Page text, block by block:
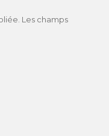
Les champs